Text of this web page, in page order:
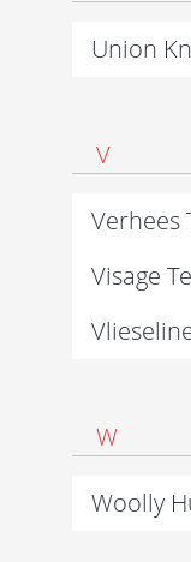
Union
V
Verhees
Visage
W
Woolly